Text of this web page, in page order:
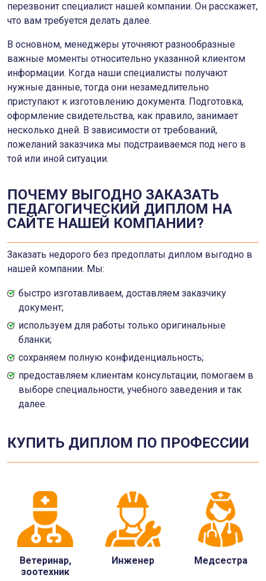
перезвонит специалист нашей компании. Он расскажет,
что вам требуется делать далее.
В основном, менеджеры уточняют разнообразные
важные моменты относительно указанной клиентом
информации. Когда наши специалисты получают
нужные данные, тогда они незамедлительно
приступают к изготовлению документа. Подготовка,
оформление свидетельства, как правило, занимает
несколько дней. В зависимости от требований,
пожеланий заказчика мы подстраиваемся под него в
той или иной ситуации.
ПОЧЕМУ ВЫГОДНО ЗАКАЗАТЬ
ПЕДАГОГИЧЕСКИЙ ДИПЛОМ НА
САЙТЕ НАШЕЙ КОМПАНИИ?
Заказать недорого без предоплаты диплом выгодно в
нашей компании. Мы:
быстро изготавливаем, доставляем заказчику
документ;
используем для работы только оригинальные
бланки;
сохраняем полную конфиденциальность;
предоставляем клиентам консультации, помогаем в
выборе специальности, учебного заведения и так
далее.
КУПИТЬ ДИПЛОМ ПО ПРОФЕССИИ
Ветеринар,
зоотехник
Инженер Медсестра